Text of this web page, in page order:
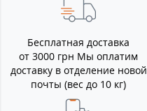
Бесплатная доставка
от 3000 грн Мы оплатим
доставку в отделение новой
почты (вес до 10 кг)